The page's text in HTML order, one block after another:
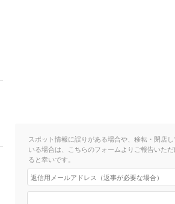
スポット情報に誤りがある場合や、移転・閉店し
いる場合は、こちらのフォームよりご報告いただ
ると幸いです。